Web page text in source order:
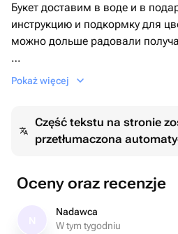
Букет доставим в воде и в
инструкцию и подкормку для
можно дольше радовали
Отличное решение подарка на
Pokaż więcej
Część tekstu na stronie
przetłumaczona
Oceny oraz recenzje
Nadawca
W tym tygodniu